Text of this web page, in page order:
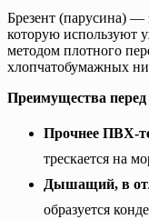
Брезент (парусина) —
которую используют
методом плотного
хлопчатобумажных
Преимущества
Прочнее ПВХ-
трескается на
Дышащий, в
образуется